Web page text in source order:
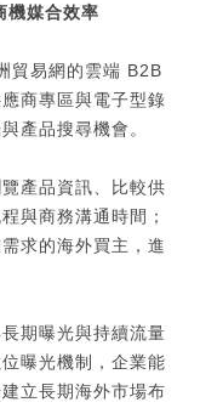
機媒合效率
貿易網的雲端 B2B
商專區與電子型錄
產品搜尋機會。
產品資訊、比較供
與商務溝通時間；
求的海外買主，進
期曝光與持續流量
曝光機制，企業能
立長期海外市場布